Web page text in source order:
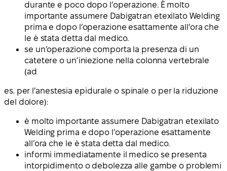
durante e poco dopo l’operazione. È molto
importante assumere Dabigatran etexilato Welding
prima e dopo l’operazione esattamente all’ora che
le è stata detta dal medico.
se un’operazione comporta la presenza di un
catetere o un’iniezione nella colonna vertebrale
(ad
es. per l’anestesia epidurale o spinale o per la riduzione
del dolore):
è molto importante assumere Dabigatran etexilato
Welding prima e dopo l’operazione esattamente
all’ora che le è stata detta dal medico.
informi immediatamente il medico se presenta
intorpidimento o debolezza alle gambe o problemi